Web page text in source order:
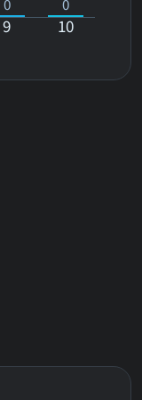
0 0
9 10